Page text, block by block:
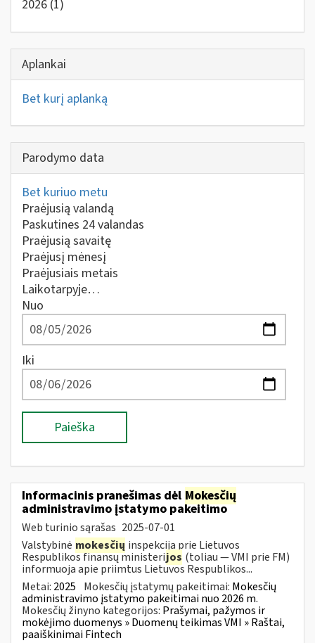
2026 (1)
Aplankai
Bet kurį aplanką
Parodymo data
Bet kuriuo metu
Praėjusią valandą
Paskutines 24 valandas
Praėjusią savaitę
Praėjusį mėnesį
Praėjusiais metais
Laikotarpyje…
Nuo
Iki
Paieška
Informacinis pranešimas dėl Mokesčių
administravimo įstatymo pakeitimo
Web turinio sąrašas 2025-07-01
Valstybinė mokesčių inspekcija prie Lietuvos
Respublikos finansų ministerijos (toliau — VMI prie FM)
informuoja apie priimtus Lietuvos Respublikos...
Metai: 2025 Mokesčių įstatymų pakeitimai: Mokesčių
administravimo įstatymo pakeitimai nuo 2026 m.
Mokesčių žinyno kategorijos: Prašymai, pažymos ir
mokėjimo duomenys » Duomenų teikimas VMI » Raštai,
paaiškinimai Fintech